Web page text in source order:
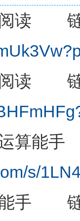
阅读
阅读
运算能
s/
能手